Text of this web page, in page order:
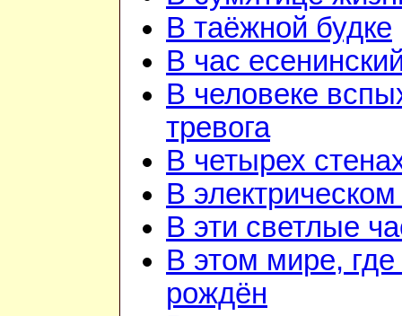
В таёжной будке
В час
В человеке
тревога
В четырех
В
В эти светлые
В этом мире,
рождён